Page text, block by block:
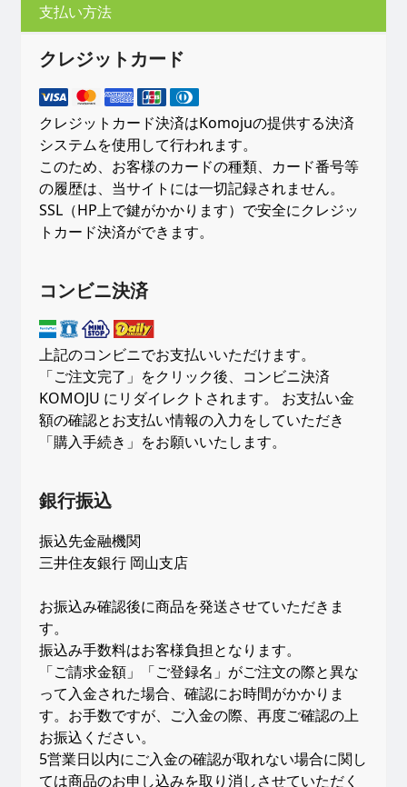
支払い方法
クレジットカード
クレジットカード決済はKomojuの提供する決済
システムを使用して行われます。
このため、お客様のカードの種類、カード番号等
の履歴は、当サイトには一切記録されません。
SSL（HP上で鍵がかかります）で安全にクレジッ
トカード決済ができます。
コンビニ決済
上記のコンビニでお支払いいただけます。
「ご注文完了」をクリック後、コンビニ決済
KOMOJU にリダイレクトされます。 お支払い金
額の確認とお支払い情報の入力をしていただき
「購入手続き」をお願いいたします。
銀行振込
振込先金融機関
三井住友銀行 岡山支店
お振込み確認後に商品を発送させていただきま
す。
振込み手数料はお客様負担となります。
「ご請求金額」「ご登録名」がご注文の際と異な
って入金された場合、確認にお時間がかかりま
す。お手数ですが、ご入金の際、再度ご確認の上
お振込ください。
5営業日以内にご入金の確認が取れない場合に関し
ては商品のお申し込みを取り消しさせていただく